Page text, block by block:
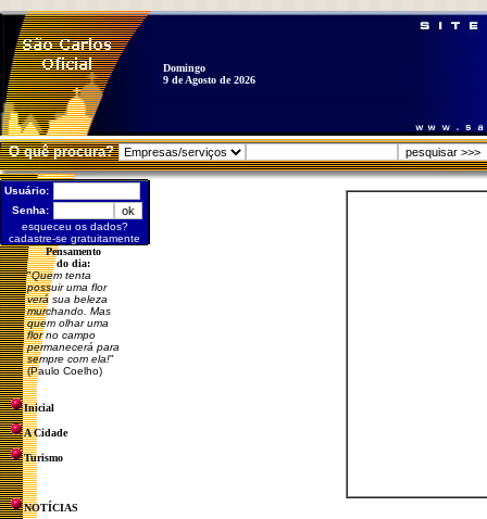
Domingo
9 de Agosto de 2026
O quê procura?
Usuário:
Senha:
esqueceu os dados?
cadastre-se gratuitamente
Pensamento
do dia:
"Quem tenta
possuir uma flor
verá sua beleza
murchando. Mas
quem olhar uma
flor no campo
permanecerá para
sempre com ela!"
(Paulo Coelho)
Inicial
A Cidade
Turismo
NOTÍCIAS